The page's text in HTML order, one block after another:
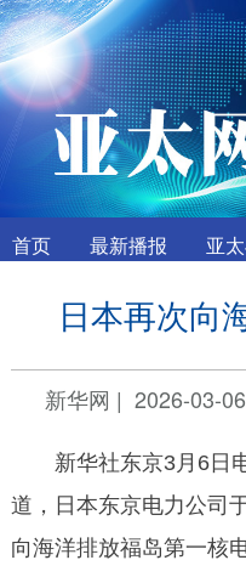
首页 最新播报 亚
日本再次向
新华网 | 2026-03-
新华社东京3月6日电
道，日本东京电力公司
向海洋排放福岛第一核